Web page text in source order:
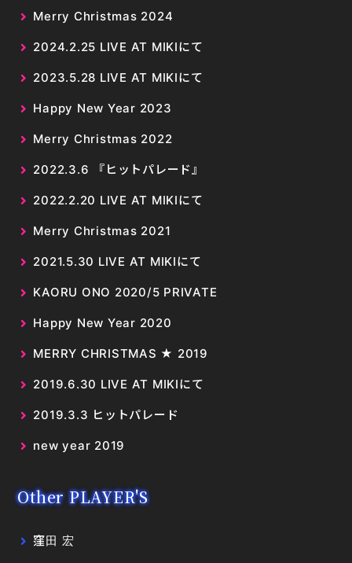
Merry Christmas 2024
2024.2.25 LIVE AT MIKIにて
2023.5.28 LIVE AT MIKIにて
Happy New Year 2023
Merry Christmas 2022
2022.3.6 『ヒットパレード』
2022.2.20 LIVE AT MIKIにて
Merry Christmas 2021
2021.5.30 LIVE AT MIKIにて
KAORU ONO 2020/5 PRIVATE
Happy New Year 2020
MERRY CHRISTMAS ★ 2019
2019.6.30 LIVE AT MIKIにて
2019.3.3 ヒットパレード
new year 2019
Other PLAYER'S
窪田 宏